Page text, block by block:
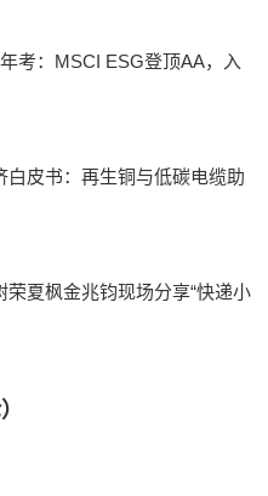
考：MSCI ESG登顶AA，入
白皮书：再生铜与低碳电缆助
夏枫金兆钧现场分享“快递小